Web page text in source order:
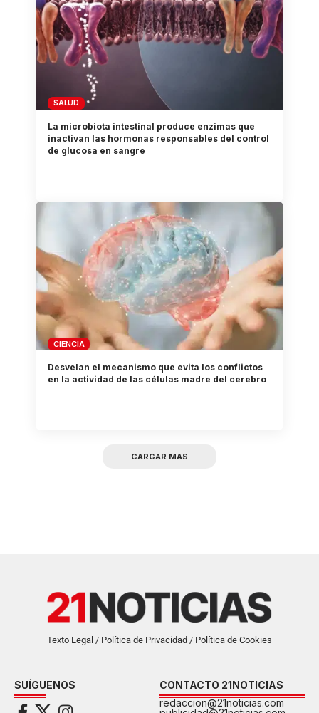
SALUD
La microbiota intestinal produce enzimas que
inactivan las hormonas responsables del control
de glucosa en sangre
CIENCIA
Desvelan el mecanismo que evita los conflictos
en la actividad de las células madre del cerebro
CARGAR MAS
Texto Legal / Política de Privacidad / Política de Cookies
SUÍGUENOS
CONTACTO 21NOTICIAS
redaccion@21noticias.com